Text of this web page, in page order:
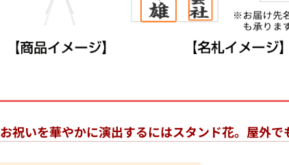
お祝いを華やかに演出するにはスタンド花。屋外で